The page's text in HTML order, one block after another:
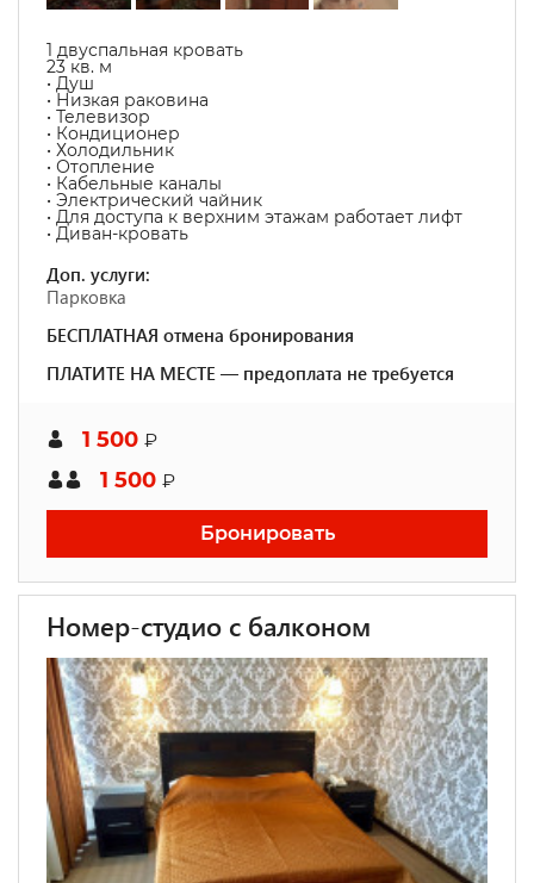
1 двуспальная кровать
23 кв. м
• Душ
• Низкая раковина
• Телевизор
• Кондиционер
• Холодильник
• Отопление
• Кабельные каналы
• Электрический чайник
• Для доступа к верхним этажам работает лифт
• Диван-кровать
Доп. услуги:
Парковка
БЕСПЛАТНАЯ отмена бронирования
ПЛАТИТЕ НА МЕСТЕ — предоплата не требуется
1 500 ₽
1 500 ₽
Бронировать
Номер-студио с балконом